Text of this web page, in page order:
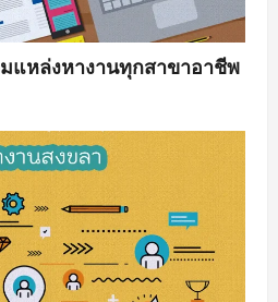
แหล่งหางานทุกสาขาอาชีพ